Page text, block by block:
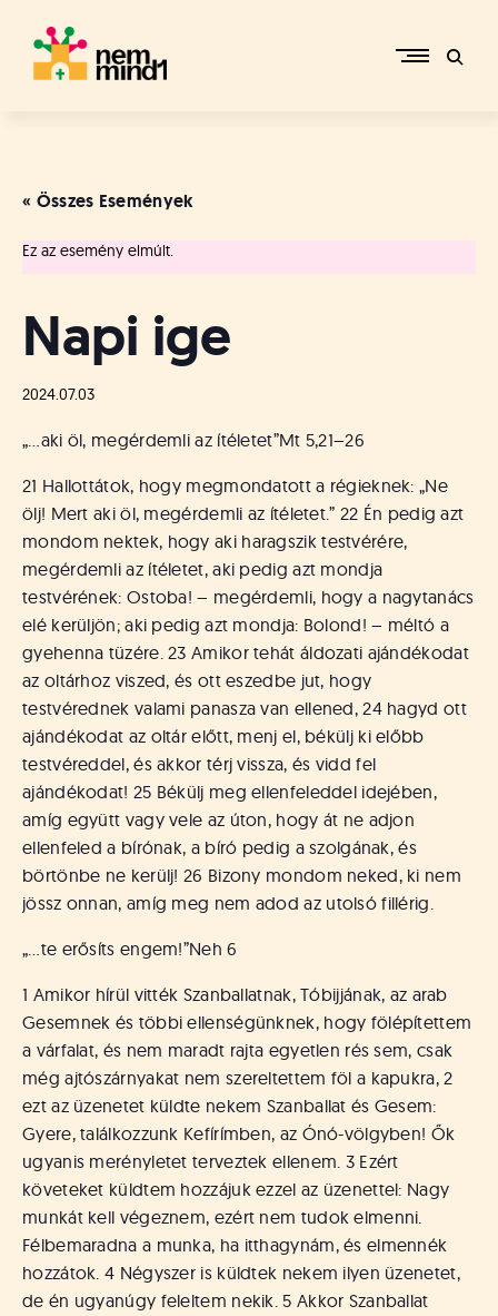
content
p
r
i
R
f
r
m
á
t
u
s
o
k
e
-
L
a
p
j
a
« Összes Események
Ez az esemény elmúlt.
Napi ige
2024.07.03
„…aki öl, megérdemli az ítéletet”Mt 5,21–26
21 Hallottátok, hogy megmondatott a régieknek: „Ne
ölj! Mert aki öl, megérdemli az ítéletet.” 22 Én pedig azt
mondom nektek, hogy aki haragszik testvérére,
megérdemli az ítéletet, aki pedig azt mondja
testvérének: Ostoba! – megérdemli, hogy a nagytanács
elé kerüljön; aki pedig azt mondja: Bolond! – méltó a
gyehenna tüzére. 23 Amikor tehát áldozati ajándékodat
az oltárhoz viszed, és ott eszedbe jut, hogy
testvérednek valami panasza van ellened, 24 hagyd ott
ajándékodat az oltár előtt, menj el, békülj ki előbb
testvéreddel, és akkor térj vissza, és vidd fel
ajándékodat! 25 Békülj meg ellenfeleddel idejében,
amíg együtt vagy vele az úton, hogy át ne adjon
ellenfeled a bírónak, a bíró pedig a szolgának, és
börtönbe ne kerülj! 26 Bizony mondom neked, ki nem
jössz onnan, amíg meg nem adod az utolsó fillérig.
„…te erősíts engem!”Neh 6
1 Amikor hírül vitték Szanballatnak, Tóbijjának, az arab
Gesemnek és többi ellenségünknek, hogy fölépítettem
a várfalat, és nem maradt rajta egyetlen rés sem, csak
még ajtószárnyakat nem szereltettem föl a kapukra, 2
ezt az üzenetet küldte nekem Szanballat és Gesem:
Gyere, találkozzunk Kefírímben, az Ónó-völgyben! Ők
ugyanis merényletet terveztek ellenem. 3 Ezért
követeket küldtem hozzájuk ezzel az üzenettel: Nagy
munkát kell végeznem, ezért nem tudok elmenni.
Félbemaradna a munka, ha itthagynám, és elmennék
hozzátok. 4 Négyszer is küldtek nekem ilyen üzenetet,
de én ugyanúgy feleltem nekik. 5 Akkor Szanballat